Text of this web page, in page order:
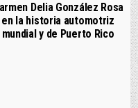
Delia González Rosa
en la historia automotriz
mundial y de Puerto Rico